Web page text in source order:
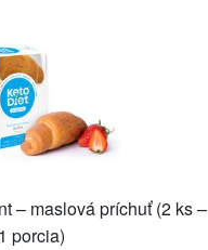
– maslová príchuť (2 ks –
1 porcia)